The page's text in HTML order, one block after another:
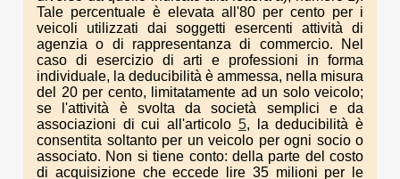
Tale percentuale è elevata all'80 per cento per i
veicoli utilizzati dai soggetti esercenti attività di
agenzia o di rappresentanza di commercio. Nel
caso di esercizio di arti e professioni in forma
individuale, la deducibilità è ammessa, nella misura
del 20 per cento, limitatamente ad un solo veicolo;
se l'attività è svolta da società semplici e da
associazioni di cui all'articolo 5, la deducibilità è
consentita soltanto per un veicolo per ogni socio o
associato. Non si tiene conto: della parte del costo
di acquisizione che eccede lire 35 milioni per le